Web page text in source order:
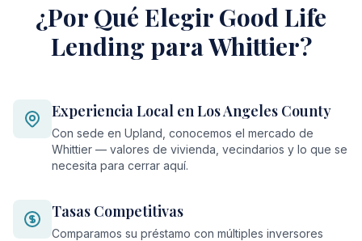
¿Por Qué Elegir Good Life
Lending para Whittier?
Experiencia Local en Los Angeles County
Con sede en Upland, conocemos el mercado de
Whittier — valores de vivienda, vecindarios y lo que se
necesita para cerrar aquí.
Tasas Competitivas
Comparamos su préstamo con múltiples inversores